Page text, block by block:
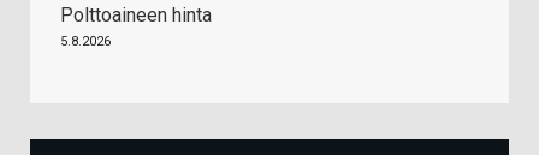
Polttoaineen hinta
5.8.2026